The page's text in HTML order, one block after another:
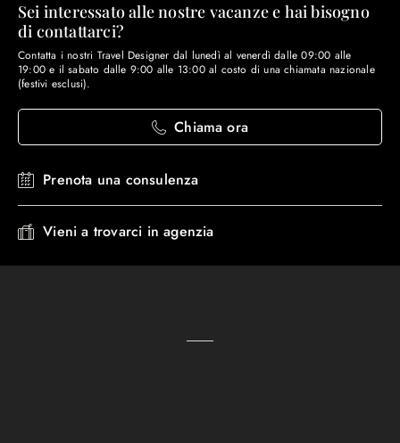
Sei interessato alle nostre vacanze e hai bisogno
di contattarci?
Contatta i nostri Travel Designer dal lunedì al venerdì dalle 09:00 alle
19:00 e il sabato dalle 9:00 alle 13:00 al costo di una chiamata nazionale
(festivi esclusi).
Chiama ora
Prenota una consulenza
Vieni a trovarci in agenzia